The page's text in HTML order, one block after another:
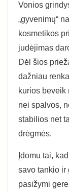
Vonios
„gyvenimų“
kosmetikos
judėjimas
Dėl šios
dažniau
kurios
nei spalvos,
stabilios net
drėgmės.
Įdomu tai,
savo tankio ir
pasižymi